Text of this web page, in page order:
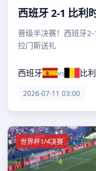
西班牙 2-1 比利
晋级半决赛！西班牙
拉门斯送礼
西班牙 vs 比
2026-07-11 03:00
世界杯1/4决赛